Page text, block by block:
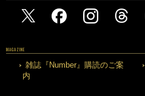
MAGAZINE
雑誌『Number』購読のご案
内